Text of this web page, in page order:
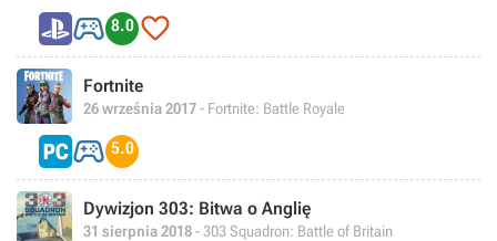
 8.0 
Fortnite
26 września 2017- Fortnite: Battle Royale
 5.0
Dywizjon 303: Bitwa o Anglię
31 sierpnia 2018- 303 Squadron: Battle of Britain